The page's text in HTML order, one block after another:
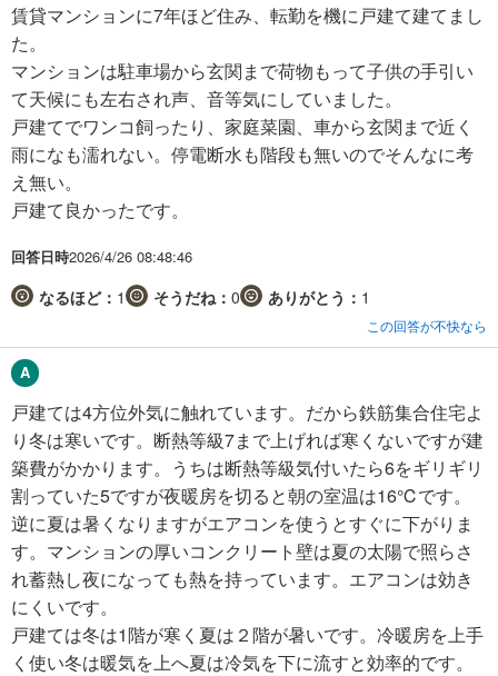
賃貸マンションに7年ほど住み、転勤を機に戸建て建てまし
た。
マンションは駐車場から玄関まで荷物もって子供の手引い
て天候にも左右され声、音等気にしていました。
戸建てでワンコ飼ったり、家庭菜園、車から玄関まで近く
雨になも濡れない。停電断水も階段も無いのでそんなに考
え無い。
戸建て良かったです。
回答日時2026/4/26 08:48:46
なるほど： 1 そうだね： 0 ありがとう： 1
この回答が不快なら
戸建ては4方位外気に触れています。だから鉄筋集合住宅よ
り冬は寒いです。断熱等級7まで上げれば寒くないですが建
築費がかかります。うちは断熱等級気付いたら6をギリギリ
割っていた5ですが夜暖房を切ると朝の室温は16℃です。
逆に夏は暑くなりますがエアコンを使うとすぐに下がりま
す。マンションの厚いコンクリート壁は夏の太陽で照らさ
れ蓄熱し夜になっても熱を持っています。エアコンは効き
にくいです。
戸建ては冬は1階が寒く夏は２階が暑いです。冷暖房を上手
く使い冬は暖気を上へ夏は冷気を下に流すと効率的です。